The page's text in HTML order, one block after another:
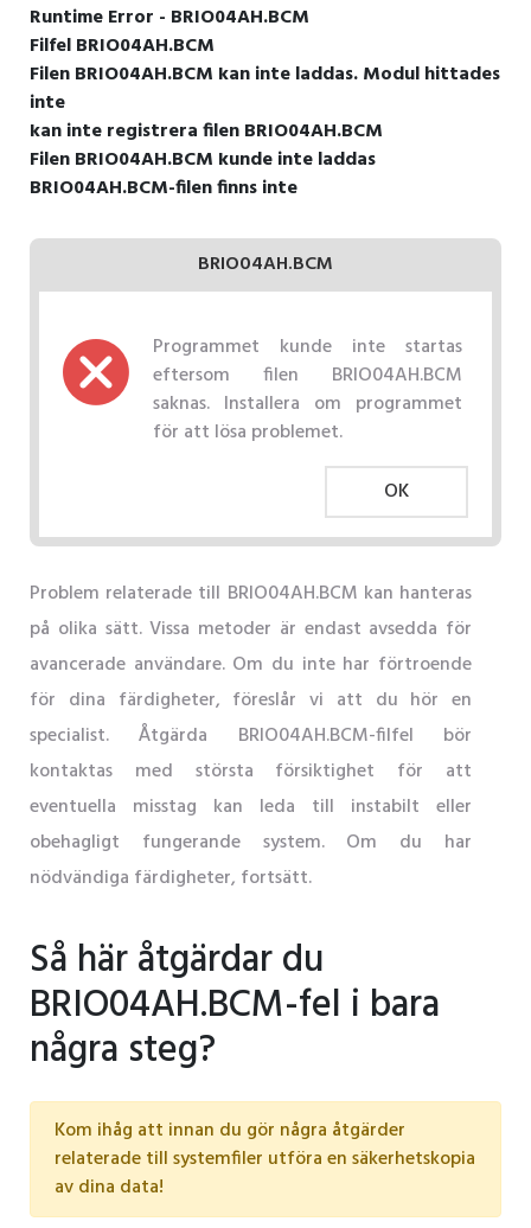
Runtime Error - BRIO04AH.BCM
Filfel BRIO04AH.BCM
Filen BRIO04AH.BCM kan inte laddas. Modul hittades
inte
kan inte registrera filen BRIO04AH.BCM
Filen BRIO04AH.BCM kunde inte laddas
BRIO04AH.BCM-filen finns inte
BRIO04AH.BCM
Programmet kunde inte startas
eftersom filen BRIO04AH.BCM
saknas. Installera om programmet
för att lösa problemet.
OK
Problem relaterade till BRIO04AH.BCM kan hanteras
på olika sätt. Vissa metoder är endast avsedda för
avancerade användare. Om du inte har förtroende
för dina färdigheter, föreslår vi att du hör en
specialist. Åtgärda BRIO04AH.BCM-filfel bör
kontaktas med största försiktighet för att
eventuella misstag kan leda till instabilt eller
obehagligt fungerande system. Om du har
nödvändiga färdigheter, fortsätt.
Så här åtgärdar du
BRIO04AH.BCM-fel i bara
några steg?
Kom ihåg att innan du gör några åtgärder
relaterade till systemfiler utföra en säkerhetskopia
av dina data!